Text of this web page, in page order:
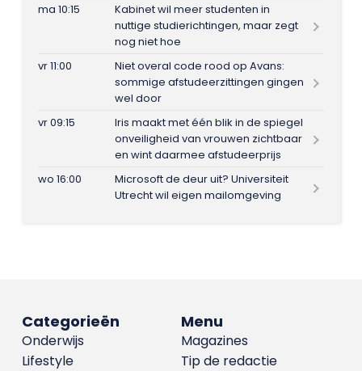
ma 10:15
Kabinet wil meer studenten in
nuttige studierichtingen, maar zegt
nog niet hoe
vr 11:00
Niet overal code rood op Avans:
sommige afstudeerzittingen gingen
wel door
vr 09:15
Iris maakt met één blik in de spiegel
onveiligheid van vrouwen zichtbaar
en wint daarmee afstudeerprijs
wo 16:00
Microsoft de deur uit? Universiteit
Utrecht wil eigen mailomgeving
Menu
Magazines
Tip de redactie
Categorieën
Onderwijs
Lifestyle